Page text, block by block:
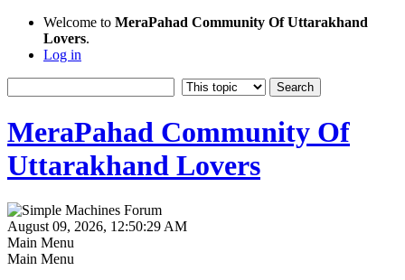
Welcome to MeraPahad Community Of Uttarakhand
Lovers.
Log in
MeraPahad Community Of
Uttarakhand Lovers
August 09, 2026, 12:50:29 AM
Main Menu
Main Menu